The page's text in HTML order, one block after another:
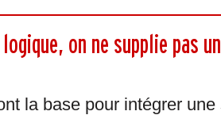
logique, on ne supplie pas
la base pour intégrer